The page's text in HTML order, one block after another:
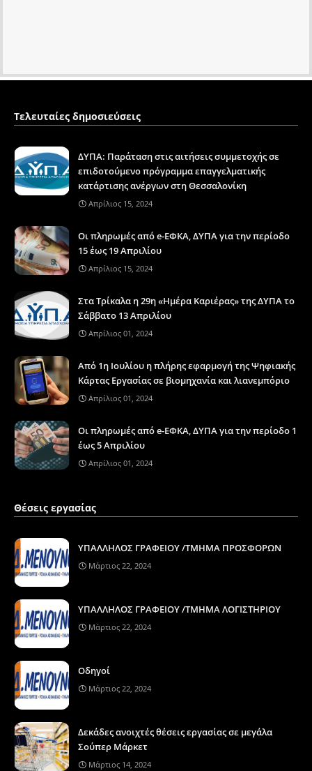
Τελευταίες δημοσιεύσεις
ΔΥΠΑ: Παράταση στις αιτήσεις συμμετοχής σε
επιδοτούμενο πρόγραμμα επαγγελματικής
κατάρτισης ανέργων στη Θεσσαλονίκη
Απρίλιος 15, 2024
Οι πληρωμές από e-ΕΦΚΑ, ΔΥΠΑ για την περίοδο
15 έως 19 Απριλίου
Απρίλιος 15, 2024
Στα Τρίκαλα η 29η «Ημέρα Καριέρας» της ΔΥΠΑ το
Σάββατο 13 Απριλίου
Απρίλιος 01, 2024
Από 1η Ιουλίου η πλήρης εφαρμογή της Ψηφιακής
Κάρτας Εργασίας σε βιομηχανία και λιανεμπόριο
Απρίλιος 01, 2024
Οι πληρωμές από e-ΕΦΚΑ, ΔΥΠΑ για την περίοδο 1
έως 5 Απριλίου
Απρίλιος 01, 2024
Θέσεις εργασίας
ΥΠΑΛΛΗΛΟΣ ΓΡΑΦΕΙΟΥ /ΤΜΗΜΑ ΠΡΟΣΦΟΡΩΝ
Μάρτιος 22, 2024
ΥΠΑΛΛΗΛΟΣ ΓΡΑΦΕΙΟΥ /ΤΜΗΜΑ ΛΟΓΙΣΤΗΡΙΟΥ
Μάρτιος 22, 2024
Οδηγοί
Μάρτιος 22, 2024
Δεκάδες ανοιχτές θέσεις εργασίας σε μεγάλα
Σούπερ Μάρκετ
Μάρτιος 14, 2024